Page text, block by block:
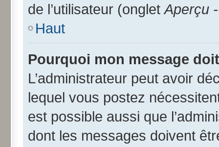
de l’utilisateur (onglet Aperçu
Haut
Pourquoi mon message
L’administrateur peut avoir
lequel vous postez
est possible aussi que
dont les messages doivent